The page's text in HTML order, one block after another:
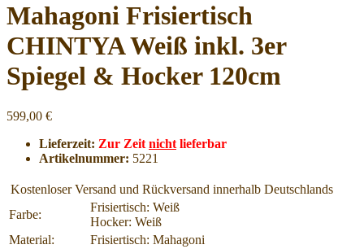
Mahagoni Frisiertisch
CHINTYA Weiß inkl. 3er
Spiegel & Hocker 120cm
599,00 €
Lieferzeit: Zur Zeit nicht lieferbar
Artikelnummer: 5221
Kostenloser Versand und Rückversand innerhalb Deutschlands
Farbe:
Frisiertisch: Weiß
Hocker: Weiß
Material:
Frisiertisch: Mahagoni